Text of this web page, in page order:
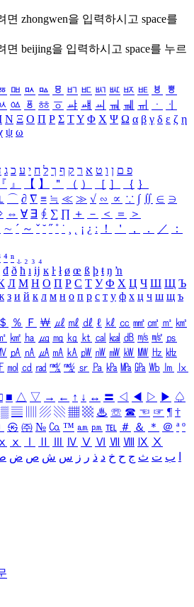
면 zhongwen을 입력하시고 space를
면 beijing을 입력하시고 space를 누르
ㅮ ㅯ ㅰ ㅱ ㅲ ㅳ ㅴ ㅵ ㅶ ㅷ ㅸ
ㅹ
ㆃ ㆄ ㆅ ㆆ ㆇ ㆈ ㆉ ㆊ ㆋ ㆌ ㆍ
ㆎ
Ν Ξ Ο Π Ρ Σ ΤΥ Φ Χ Ψ Ω α β γ δ ε ζ η
ψ ω
פ ם ן ו ט א ר ק ף ך ל ח י ע כ ג
『 』 【 】 ＂ （ ） ［ ］ ｛ ｝
⌒ ∂ ∇ ≡ ≒ ≪ ≫ √ ∽ ∝ ∵ ∫ ∬ ∈ ∋
⇔ ∀ ∃ ∮ ∑ ∏ ＋ － ＜ ＝
＞
∼ ´ ～ ˇ ˘ ˝ ˚ ˙ ¸ ¡ ¿ ː ！ ＇ ， ． ／
：
⁴ ⁿ ₁ ₂ ₃ ₄
đ ð ħ ı ĳ ĸ ŀ ł ø œ ß þ ŧ ŋ ŉ
Л М Н О П Р С Т У Ф Х Ц Ч Ш Щ Ъ
з и й к л м н о п р с т у ф х ц ч ш щ ъ
＄ ％ Ｆ ￦ ㎕ ㎖ ㎗ ℓ ㎘ ㏄ ㎣ ㎤ ㎥ ㎦
㎢ ㏊ ㎍ ㎎ ㎏ ㏏ ㎈ ㎉ ㏈ ㎧ ㎨ ㎰
㎀ ㎁ ㎂ ㎃ ㎄ ㎺ ㎻ ㎽ ㎾ ㎿ ㎐ ㎑
㏖ ㏅ ㎭ ㎮ ㎯ ㏛ ㎩ ㎪ ㎫ ㎬ ㏝ ㏐
㏓
■ △ ▽ → ← ↑ ↓ ↔ 〓 ◁ ◀ ▷ ▶ ♤
▒ ▤ ▨ ▧ ▦ ▩ ♨ ☏ ☎ ☜ ☞ ¶ †
㉿ ㈜ № ㏇ ™ ㏂ ㏘ ℡ ＃ ＆ ＊ ＠ ª º
ⅹ Ⅳ Ⅴ Ⅵ Ⅶ Ⅷ Ⅸ Ⅹ
ب ت ث ج ح خ د ذ ر ز س ش ص ض